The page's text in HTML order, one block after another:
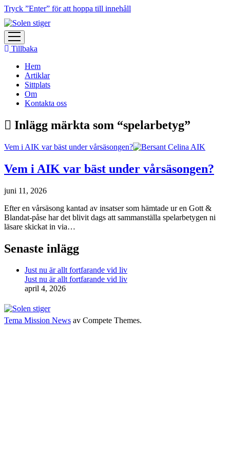
Tryck ”Enter” för att hoppa till innehåll
öppna
meny
Tillbaka
Hem
Artiklar
Sittplats
Om
Kontakta oss
Inlägg märkta som “spelarbetyg”
Vem i AIK var bäst under vårsäsongen?
Vem i AIK var bäst under vårsäsongen?
juni 11, 2026
Efter en vårsäsong kantad av insatser som hämtade ur en Gott &
Blandat-påse har det blivit dags att sammanställa spelarbetygen ni
läsare skickat in via…
Senaste inlägg
Just nu är allt fortfarande vid liv
Just nu är allt fortfarande vid liv
april 4, 2026
Tema Mission News av Compete Themes.